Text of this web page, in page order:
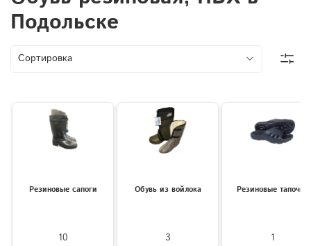
Подольске
Резиновые сапоги
10
Обувь из войлока
3
Резиновые тапочки
1